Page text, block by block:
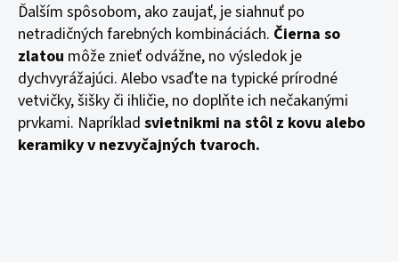
Ďalším spôsobom, ako zaujať, je siahnuť po
netradičných farebných kombináciách. Čierna so
zlatou môže znieť odvážne, no výsledok je
dychvyrážajúci. Alebo vsaďte na typické prírodné
vetvičky, šišky či ihličie, no doplňte ich nečakanými
prvkami. Napríklad svietnikmi na stôl z kovu alebo
keramikyv nezvyčajných tvaroch.